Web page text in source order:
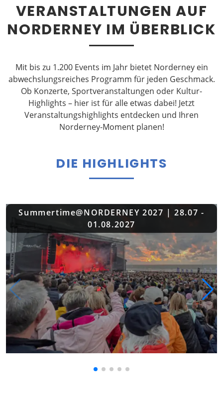
VERANSTALTUNGEN AUF
NORDERNEY IM ÜBERBLICK
Mit bis zu 1.200 Events im Jahr bietet Norderney ein
abwechslungsreiches Programm für jeden Geschmack.
Ob Konzerte, Sportveranstaltungen oder Kultur-
Highlights – hier ist für alle etwas dabei! Jetzt
Veranstaltungshighlights entdecken und Ihren
Norderney-Moment planen!
DIE HIGHLIGHTS
Summertime@NORDERNEY 2027 | 28.07 -
01.08.2027